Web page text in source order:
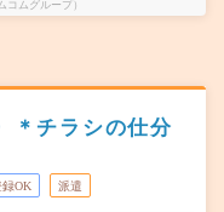
ムグループ）
＊チラシの仕分
録OK 派遣